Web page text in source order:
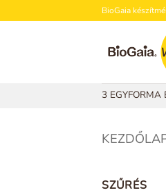
to
BioGaia
3 EGYFORMA
SZŰRÉS